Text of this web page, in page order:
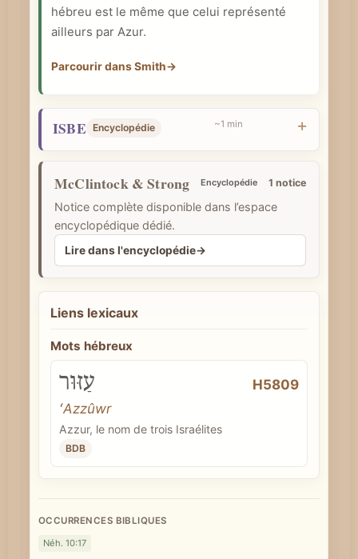
i
l
q
u
e
Liens lexicaux
Mots hébreux
עַזּוּר
H5809
ʻAzzûwr
Azzur, le nom de trois Israélites
BDB
hébreu est le même que celui représenté
ailleurs par Azur.
Parcourir dans Smith→
ISBE Encyclopédie ~1 min
McClintock & Strong Encyclopédie 1 notice
Notice complète disponible dans l’espace
encyclopédique dédié.
Lire dans l'encyclopédie→
OCCURRENCES BIBLIQUES
Néh. 10:17